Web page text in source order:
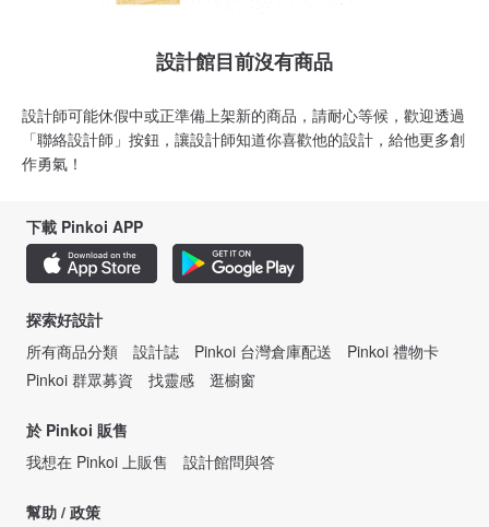
設計館目前沒有商品
設計師可能休假中或正準備上架新的商品，請耐心等候，歡迎透過
「聯絡設計師」按鈕，讓設計師知道你喜歡他的設計，給他更多創
作勇氣！
下載 Pinkoi APP
探索好設計
所有商品分類
設計誌 Pinkoi 台灣倉庫配送
Pinkoi 禮物卡
Pinkoi 群眾募資
找靈感 逛櫥窗
於 Pinkoi 販售
我想在 Pinkoi 上販售
設計館問與答
幫助 / 政策